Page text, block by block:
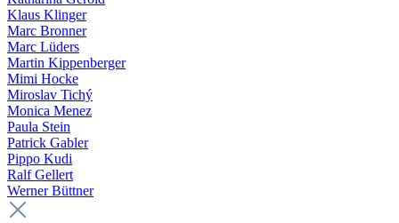
Klaus Klinger
Marc Bronner
Marc Lüders
Martin Kippenberger
Mimi Hocke
Miroslav Tichý
Monica Menez
Paula Stein
Patrick Gabler
Pippo Kudi
Ralf Gellert
Werner Büttner